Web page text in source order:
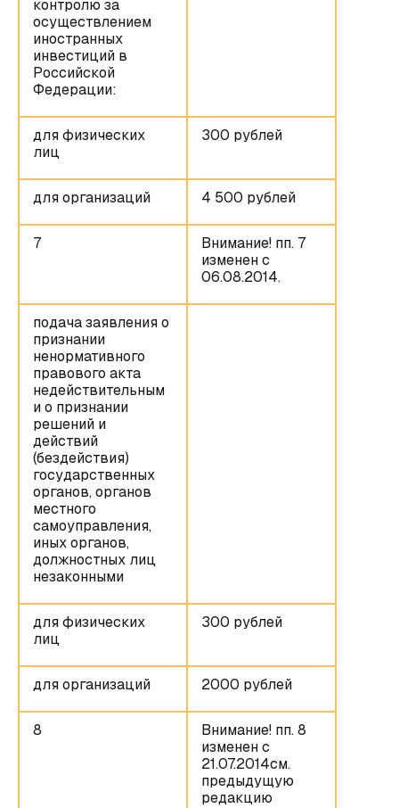
контролю за
осуществлением
иностранных
инвестиций в
Российской
Федерации:
для физических
лиц
300 рублей
для организаций 4 500 рублей
7
Внимание! пп. 7
изменен с
06.08.2014.
подача заявления о
признании
ненормативного
правового акта
недействительным
и о признании
решений и
действий
(бездействия)
государственных
органов, органов
местного
самоуправления,
иных органов,
должностных лиц
незаконными
для физических
лиц
300 рублей
для организаций 2000 рублей
8
Внимание! пп. 8
изменен с
21.07.2014см.
предыдущую
редакцию